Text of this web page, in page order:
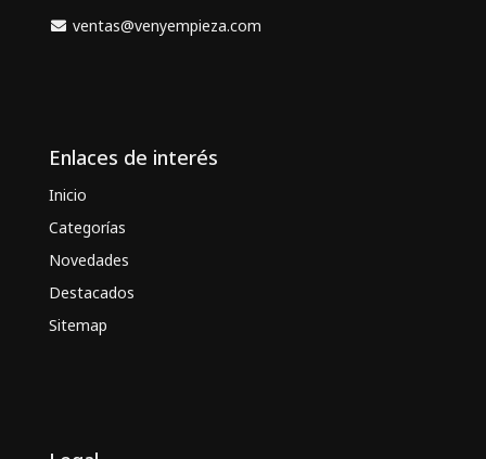
ventas@venyempieza.com
Enlaces de interés
Inicio
Categorías
Novedades
Destacados
Sitemap